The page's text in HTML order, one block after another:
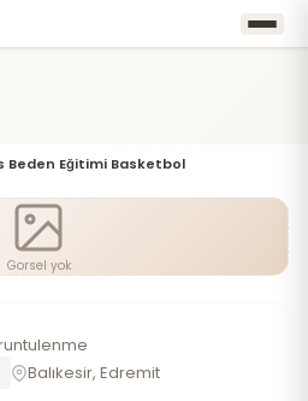
Beden Eğitimi Basketbol
Gorsel yok
Balıkesir, Edremit